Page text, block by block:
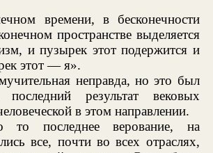
времени, в бесконечности
пространстве выделяется
и пузырек этот подержится и
этот — я».
неправда, но это был
последний результат вековых
в этом направлении.
то последнее верование, на
все, почти во всех отраслях,